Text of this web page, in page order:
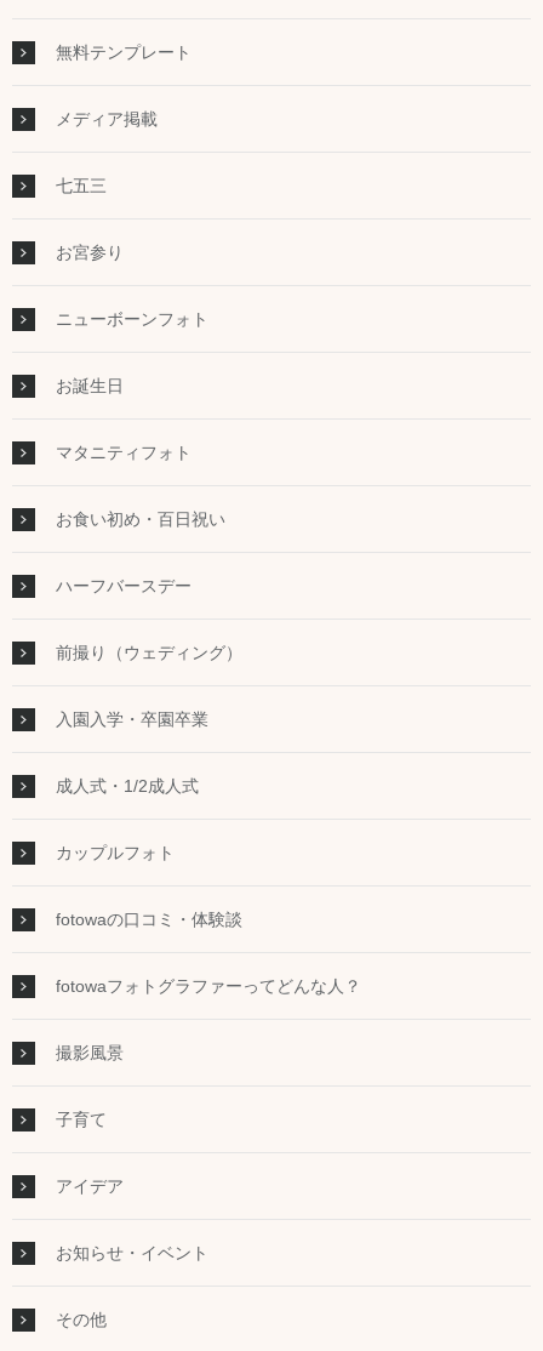
無料テンプレート
メディア掲載
七五三
お宮参り
ニューボーンフォト
お誕生日
マタニティフォト
お食い初め・百日祝い
ハーフバースデー
前撮り（ウェディング）
入園入学・卒園卒業
成人式・1/2成人式
カップルフォト
fotowaの口コミ・体験談
fotowaフォトグラファーってどんな人？
撮影風景
子育て
アイデア
お知らせ・イベント
その他